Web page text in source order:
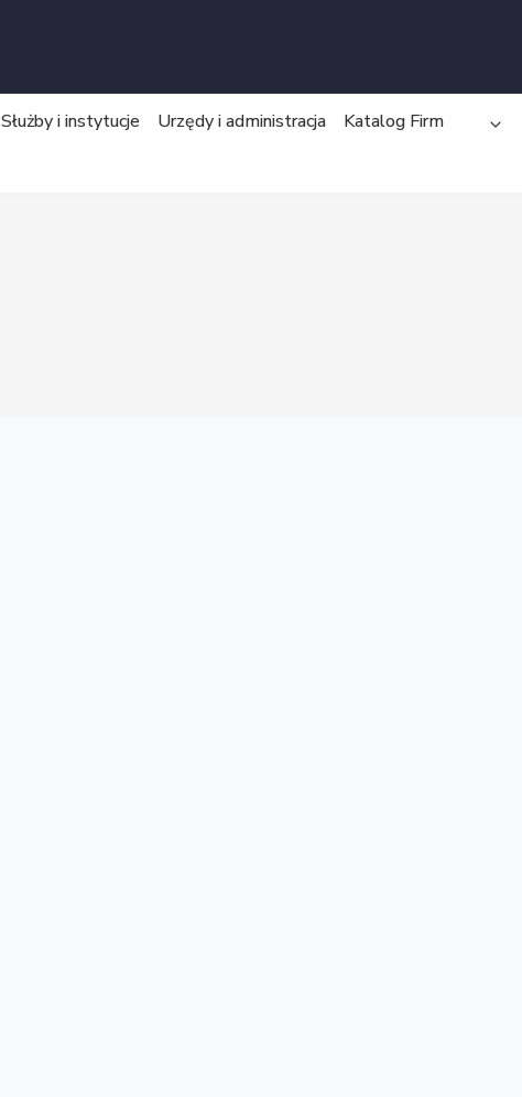
Służby i instytucje Urzędy i administracja
Katalog Firm